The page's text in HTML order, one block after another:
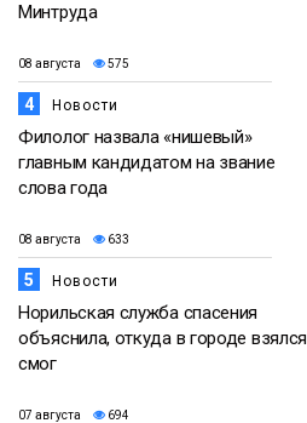
Минтруда
08 августа 575
4 Новости
Филолог назвала «нишевый»
главным кандидатом на звание
слова года
08 августа 633
5 Новости
Норильская служба спасения
объяснила, откуда в городе взялся
смог
07 августа 694